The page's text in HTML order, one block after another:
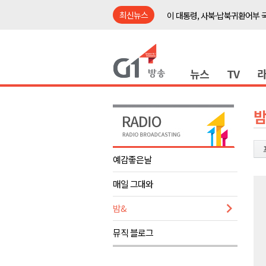
최신뉴스
이 대통령, 사북·납북귀환어부
이광재 국회 예결위원장, 강릉
육동한 시장, 국제스케이트장 춘
영월군, 국·도비 확보 보고회 개
삼척 공공산후조리원 이전 시급
도-시군 첫 간담회..우상호 "하
이 대통령, 사북·납북귀환어부
여름축제 더위와 전쟁..물놀이
강원도, 최휘영 문체부장관과 정
뉴스 TV
예감좋은날
매일 그대와
밤&
뮤직 블로그